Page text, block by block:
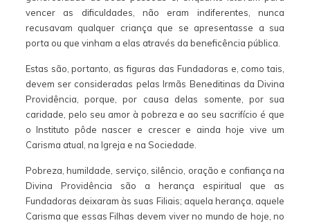
vencer as dificuldades, não eram indiferentes, nunca
recusavam qualquer criança que se apresentasse a sua
porta ou que vinham a elas através da beneficência pública.
Estas são, portanto, as figuras das Fundadoras e, como tais,
devem ser consideradas pelas Irmãs Beneditinas da Divina
Providência, porque, por causa delas somente, por sua
caridade, pelo seu amor à pobreza e ao seu sacrifício é que
o Instituto pôde nascer e crescer e ainda hoje vive um
Carisma atual, na Igreja e na Sociedade.
Pobreza, humildade, serviço, silêncio, oração e confiança na
Divina Providência são a herança espiritual que as
Fundadoras deixaram às suas Filiais; aquela herança, aquele
Carisma que essas Filhas devem viver no mundo de hoje, no